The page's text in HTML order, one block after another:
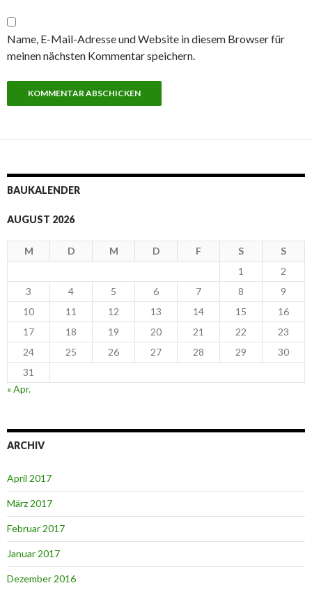
Name, E-Mail-Adresse und Website in diesem Browser für
meinen nächsten Kommentar speichern.
BAUKALENDER
AUGUST 2026
M D M D F S
S
1
2
3
4 5 6 7 8
9
10
11 12 13 14 15
16
17
18 19 20 21 22
23
24
25 26 27 28 29
30
31
« Apr.
ARCHIV
April 2017
März 2017
Februar 2017
Januar 2017
Dezember 2016